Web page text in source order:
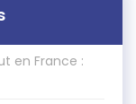
en France :